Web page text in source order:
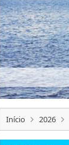
Início 2026